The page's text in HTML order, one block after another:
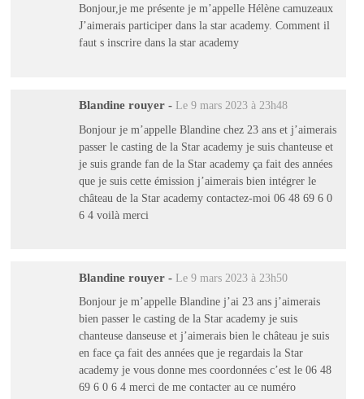
Bonjour,je me présente je m’appelle Hélène camuzeaux
J’aimerais participer dans la star academy. Comment il
faut s inscrire dans la star academy
Blandine rouyer - Le 9 mars 2023 à 23h48
Bonjour je m’appelle Blandine chez 23 ans et j’aimerais
passer le casting de la Star academy je suis chanteuse et
je suis grande fan de la Star academy ça fait des années
que je suis cette émission j’aimerais bien intégrer le
château de la Star academy contactez-moi 06 48 69 6 0
6 4 voilà merci
Blandine rouyer - Le 9 mars 2023 à 23h50
Bonjour je m’appelle Blandine j’ai 23 ans j’aimerais
bien passer le casting de la Star academy je suis
chanteuse danseuse et j’aimerais bien le château je suis
en face ça fait des années que je regardais la Star
academy je vous donne mes coordonnées c’est le 06 48
69 6 0 6 4 merci de me contacter au ce numéro